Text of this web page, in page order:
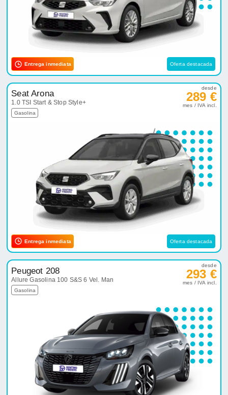
Entrega inmediata Oferta destacada
Seat Arona
1.0 TSI Start & Stop Style+
Gasolina
desde
289 €
mes / IVA incl.
Entrega inmediata Oferta destacada
Peugeot 208
Allure Gasolina 100 S&S 6 Vel. Man
Gasolina
desde
293 €
mes / IVA incl.